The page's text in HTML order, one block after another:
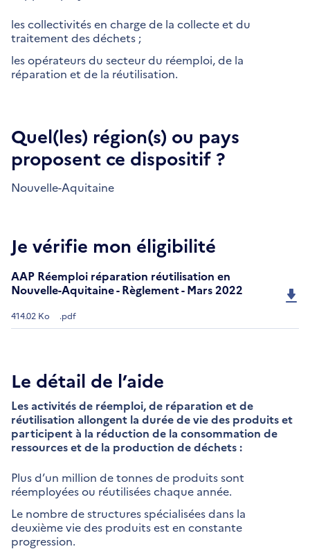
les collectivités en charge de la collecte et du
traitement des déchets ;
les opérateurs du secteur du réemploi, de la
réparation et de la réutilisation.
Quel(les) région(s) ou pays
proposent ce dispositif ?
Nouvelle-Aquitaine
Je vérifie mon éligibilité
AAP Réemploi réparation réutilisation en
Nouvelle-Aquitaine - Règlement - Mars 2022
414.02 Ko .pdf
Le détail de l’aide
Les activités de réemploi, de réparation et de
réutilisation allongent la durée de vie des produits et
participent à la réduction de la consommation de
ressources et de la production de déchets :
Plus d’un million de tonnes de produits sont
réemployées ou réutilisées chaque année.
Le nombre de structures spécialisées dans la
deuxième vie des produits est en constante
progression.